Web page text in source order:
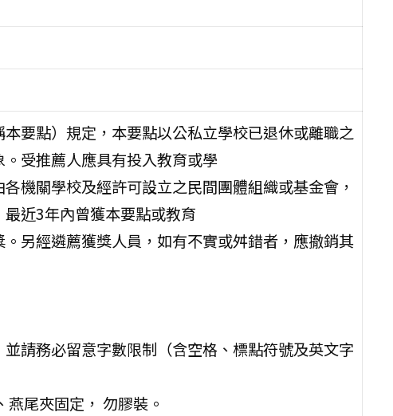
要點）規定，本要點以公私立學校已退休或離職之
受推薦人應具有投入教育或學
機關學校及經許可設立之民間團體組織或基金會，
近3年內曾獲本要點或教育
另經遴薦獲獎人員，如有不實或舛錯者，應撤銷其
請務必留意字數限制（含空格、標點符號及英文字
尾夾固定， 勿膠裝。